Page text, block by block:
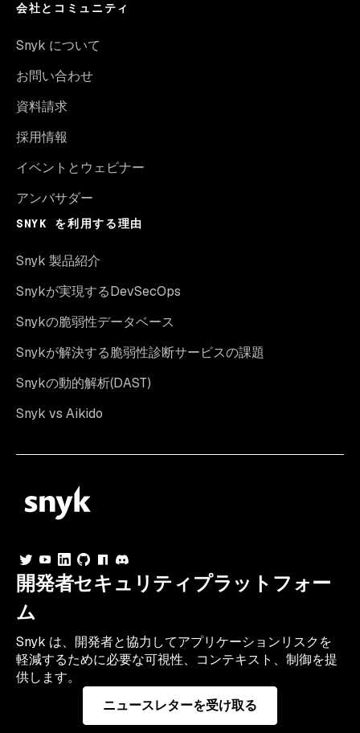
会社とコミュニティ
Snyk について
お問い合わせ
資料請求
採用情報
イベントとウェビナー
アンバサダー
SNYK を利用する理由
Snyk 製品紹介
Snykが実現するDevSecOps
Snykの脆弱性データベース
Snykが解決する脆弱性診断サービスの課題
Snykの動的解析(DAST)
Snyk vs Aikido
開発者セキュリティプラットフォー
ム
Snyk は、開発者と協力してアプリケーションリスクを
軽減するために必要な可視性、コンテキスト、制御を提
供します。
ニュースレターを受け取る